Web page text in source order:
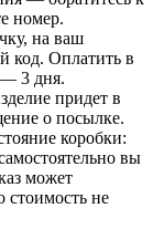
номер.
на ваш
код. Оплатить в
— 3 дня.
придет в
о посылке.
коробки:
вы
может
стоимость не